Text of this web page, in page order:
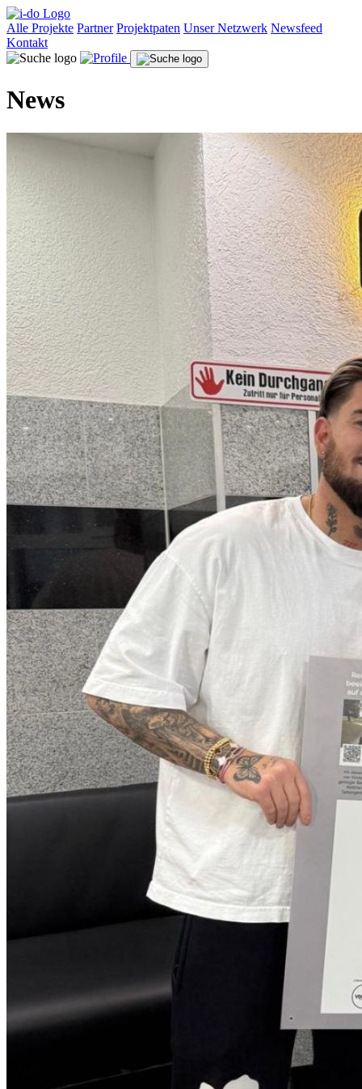
Alle Projekte Partner Projektpaten Unser Netzwerk Newsfeed
Kontakt
News